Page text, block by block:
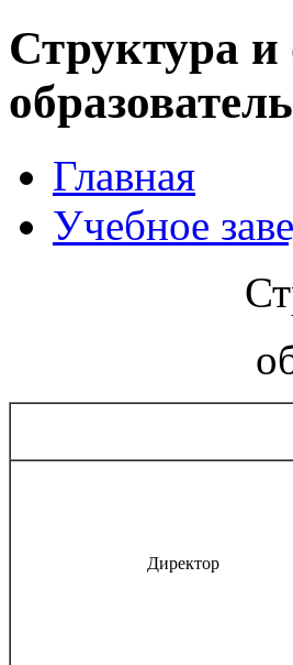
Структура
Главная
Учебное
Директор